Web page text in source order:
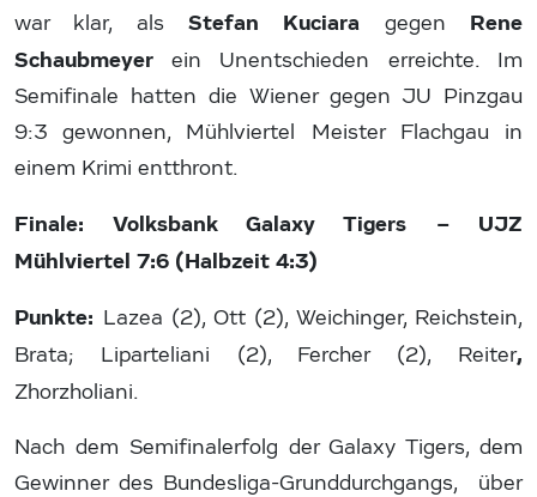
war klar, als Stefan Kuciara gegen Rene
Schaubmeyer ein Unentschieden erreichte. Im
Semifinale hatten die Wiener gegen JU Pinzgau
9:3 gewonnen, Mühlviertel Meister Flachgau in
einem Krimi entthront.
Finale:
Volksbank Galaxy Tigers – UJZ
Mühlviertel 7:6 (Halbzeit 4:3)
Punkte: Lazea (2), Ott (2), Weichinger, Reichstein,
Brata; Liparteliani (2), Fercher (2), Reiter,
Zhorzholiani.
Nach dem Semifinalerfolg der Galaxy Tigers, dem
Gewinner des Bundesliga-Grunddurchgangs, über